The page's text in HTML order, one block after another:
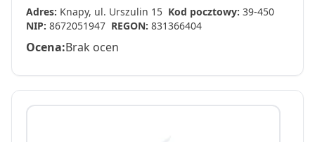
Adres: Knapy, ul. Urszulin 15 Kod pocztowy: 39-450
NIP: 8672051947 REGON: 831366404
Ocena:Brak ocen